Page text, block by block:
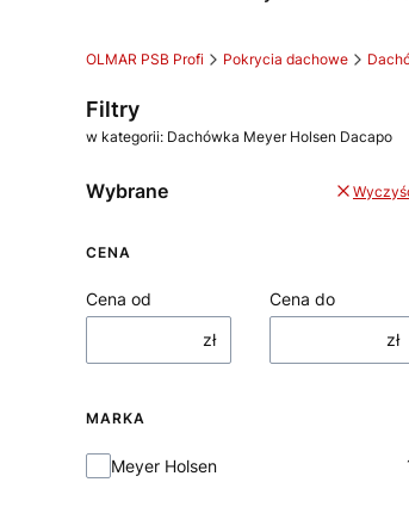
OLMAR PSB Profi Pokrycia dachowe
Filtry
w kategorii: Dachówka Meyer Holsen Dacapo
Wybrane
CENA
Cena od
zł
Cena do
zł
MARKA
Marka
Meyer Holsen